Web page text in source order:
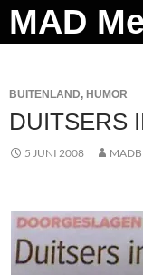
Ga
naar
Zoeken
BUITENLAND, HUMOR
DUITSERS
5 JUNI 2008